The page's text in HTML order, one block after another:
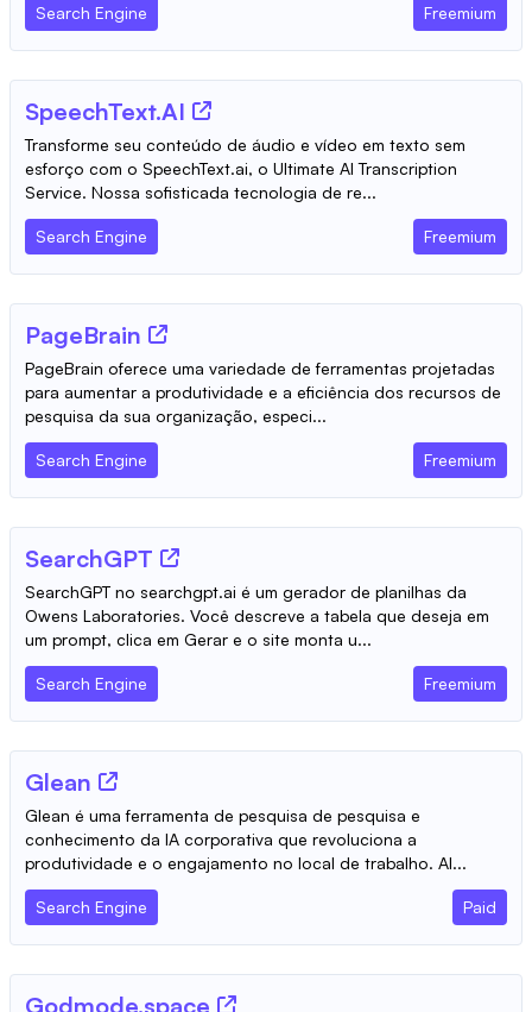
Search Engine Freemium
SpeechText.AI
Transforme seu conteúdo de áudio e vídeo em texto sem
esforço com o SpeechText.ai, o Ultimate AI Transcription
Service. Nossa sofisticada tecnologia de re...
Search Engine Freemium
PageBrain
PageBrain oferece uma variedade de ferramentas projetadas
para aumentar a produtividade e a eficiência dos recursos de
pesquisa da sua organização, especi...
Search Engine Freemium
SearchGPT
SearchGPT no searchgpt.ai é um gerador de planilhas da
Owens Laboratories. Você descreve a tabela que deseja em
um prompt, clica em Gerar e o site monta u...
Search Engine Freemium
Glean
Glean é uma ferramenta de pesquisa de pesquisa e
conhecimento da IA ​​corporativa que revoluciona a
produtividade e o engajamento no local de trabalho. Al...
Search Engine Paid
Godmode.space